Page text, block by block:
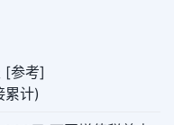
[参考]
累计)